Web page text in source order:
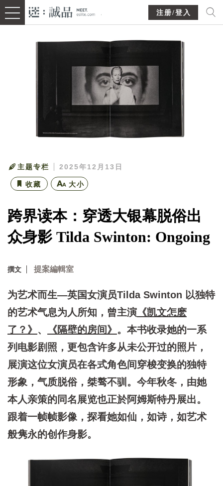
注册/登入
主题专栏 2025年12月13日
收藏 大小
跨界读本：穿透大银幕脱俗出
众身影 Tilda Swinton: Ongoing
撰文 提案編輯室
为艺术而生—英国女演员Tilda Swinton 以独特
的艺术气息为人所知，曾主演 《凯文怎麽
了？》 、 《隔壁的房间》 。本书收录她的一系
列电影剧照，更包含许多从未公开过的照片，
展演这位女演员在各式角色间穿梭变换的独特
形象，气质脱俗，桀骜不驯。今年秋冬，由她
本人亲策的同名展览也正於阿姆斯特丹展出。
跟着一帧帧影像，探看她如仙，如诗，如艺术
般隽永的创作身影。